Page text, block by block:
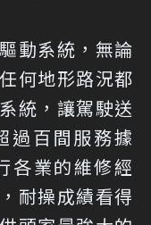
動系統，無論
何地形路況都
統，讓駕駛送
過百間服務據
各業的維修經
耐操成績看得